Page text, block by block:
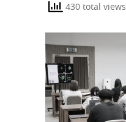
430 total views